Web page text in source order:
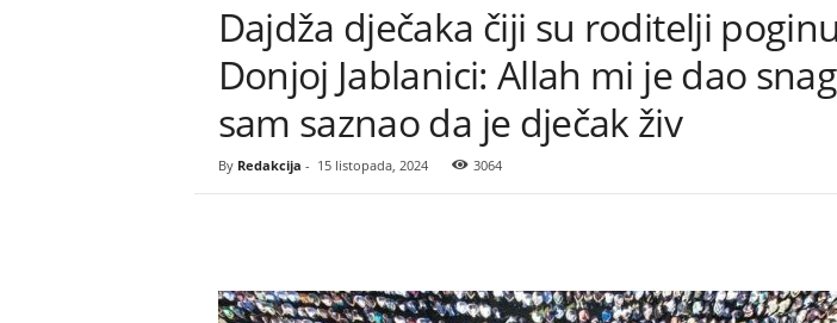
Dajdža dječaka čiji su roditelji
Donjoj Jablanici: Allah mi je dao
sam saznao da je dječak živ
By Redakcija - 15 listopada, 2024 3064